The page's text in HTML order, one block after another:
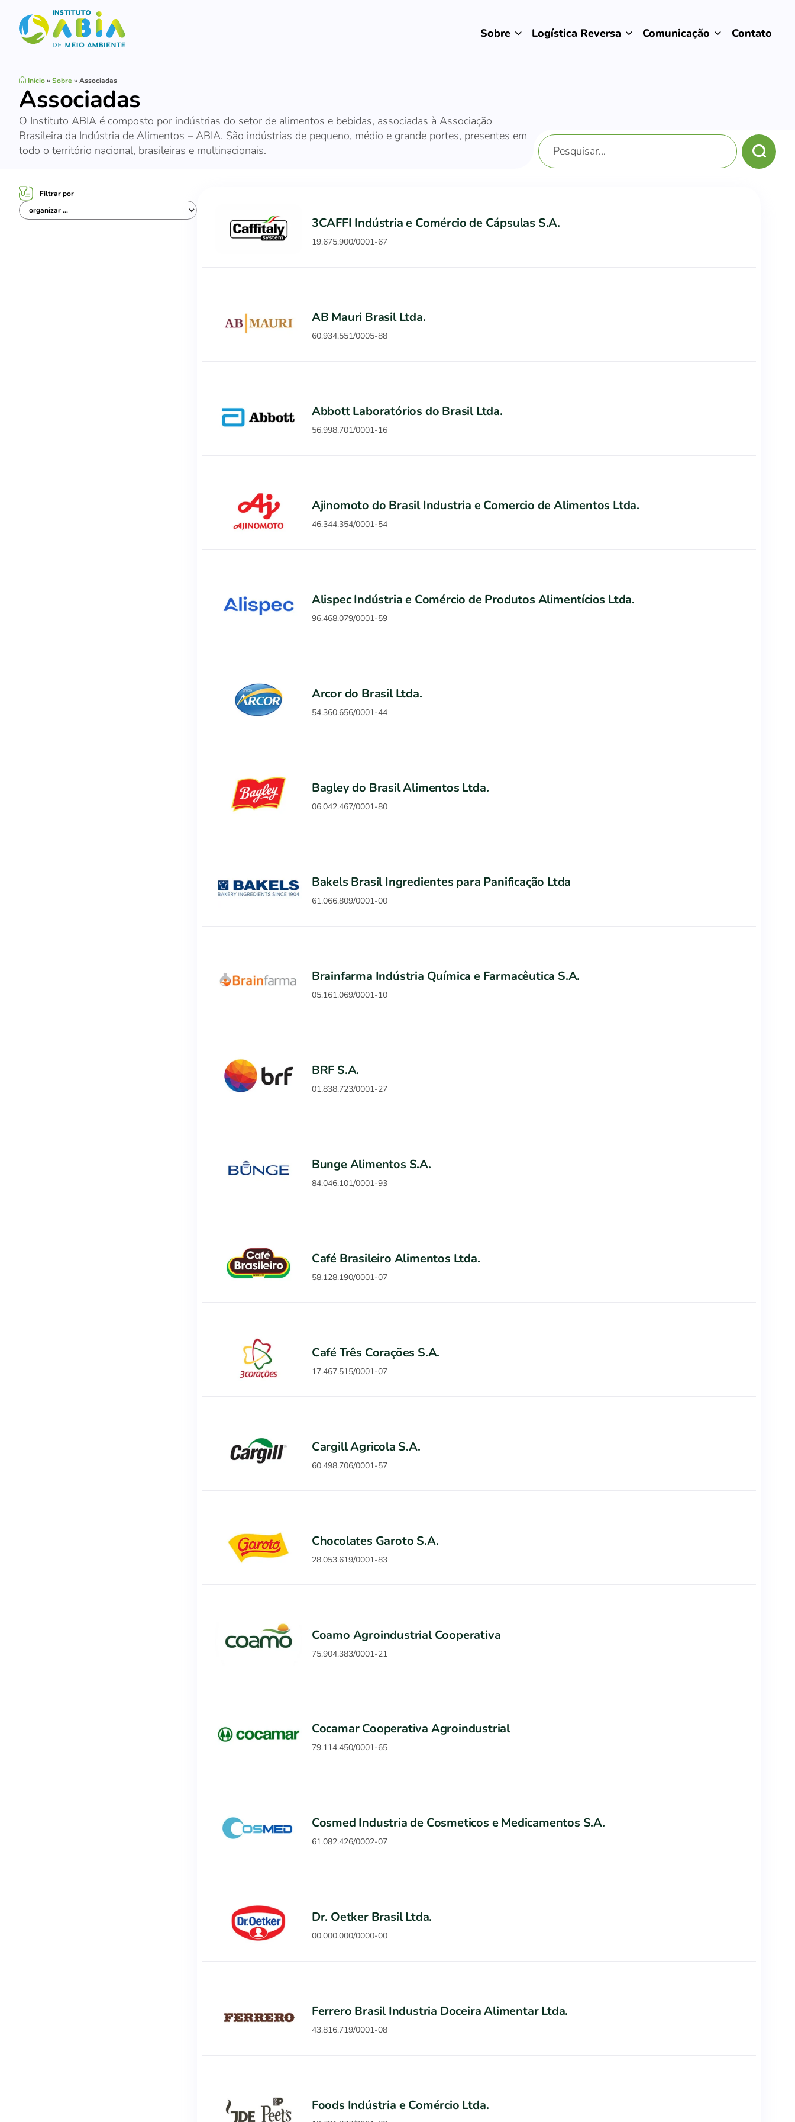
Sobre Logística Reversa Comunicação Contato
Início»Sobre »Associadas
Associadas
O Instituto ABIA é composto por indústrias do setor de alimentos e bebidas, associadas à Associação
Brasileira da Indústria de Alimentos – ABIA. São indústrias de pequeno, médio e grande portes, presentes em
todo o território nacional, brasileiras e multinacionais.
Filtrar por
3CAFFI Indústria e Comércio de Cápsulas S.A.
19.675.900/0001-67
AB Mauri Brasil Ltda.
60.934.551/0005-88
Abbott Laboratórios do Brasil Ltda.
56.998.701/0001-16
Ajinomoto do Brasil Industria e Comercio de Alimentos Ltda.
46.344.354/0001-54
Alispec Indústria e Comércio de Produtos Alimentícios Ltda.
96.468.079/0001-59
Arcor do Brasil Ltda.
54.360.656/0001-44
Bagley do Brasil Alimentos Ltda.
06.042.467/0001-80
Bakels Brasil Ingredientes para Panificação Ltda
61.066.809/0001-00
Brainfarma Indústria Química e Farmacêutica S.A.
05.161.069/0001-10
BRF S.A.
01.838.723/0001-27
Bunge Alimentos S.A.
84.046.101/0001-93
Café Brasileiro Alimentos Ltda.
58.128.190/0001-07
Café Três Corações S.A.
17.467.515/0001-07
Cargill Agricola S.A.
60.498.706/0001-57
Chocolates Garoto S.A.
28.053.619/0001-83
Coamo Agroindustrial Cooperativa
75.904.383/0001-21
Cocamar Cooperativa Agroindustrial
79.114.450/0001-65
Cosmed Industria de Cosmeticos e Medicamentos S.A.
61.082.426/0002-07
Dr. Oetker Brasil Ltda.
00.000.000/0000-00
Ferrero Brasil Industria Doceira Alimentar Ltda.
43.816.719/0001-08
Foods Indústria e Comércio Ltda.